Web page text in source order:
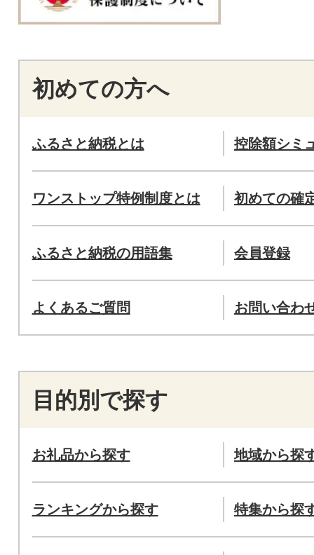
初めての方へ
ふるさと納税とは 控除額シミ
ワンストップ特例制度とは 初めての確
ふるさと納税の用語集 会員登録
よくあるご質問 お問い合わ
目的別で探す
お礼品から探す 地域から探
ランキングから探す 特集から探